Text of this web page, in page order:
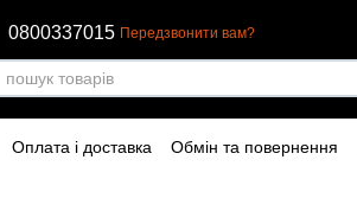
0800337015 Передзвонити вам?
Оплата і доставка Обмін та повернення